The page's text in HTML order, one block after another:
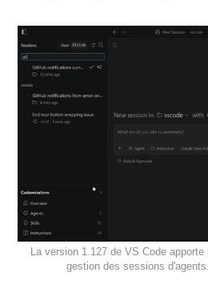
La version 1.127 de VS Code
gestion des sessions